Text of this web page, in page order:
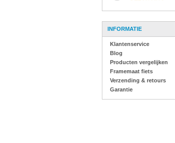
INFORMATIE
Klantenservice
Blog
Producten vergelijken
Framemaat fiets
Verzending & retours
Garantie